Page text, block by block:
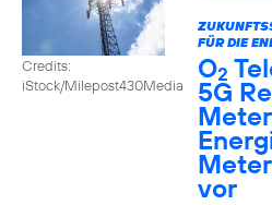
Credits:
iStock/Milepost430Media
FÜR DIE
O2
5G
vor